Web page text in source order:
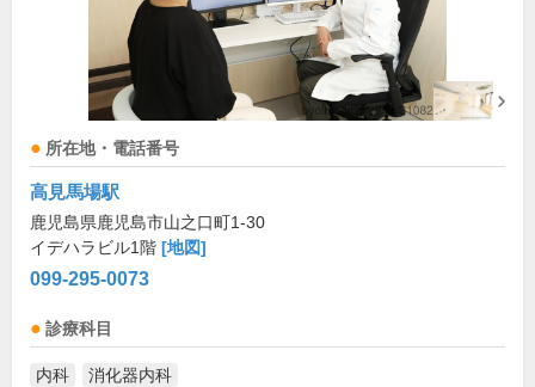
所在地・電話番号
高見馬場駅
鹿児島県鹿児島市山之口町1-30
イデハラビル1階 [地図]
099-295-0073
診療科目
内科 消化器内科